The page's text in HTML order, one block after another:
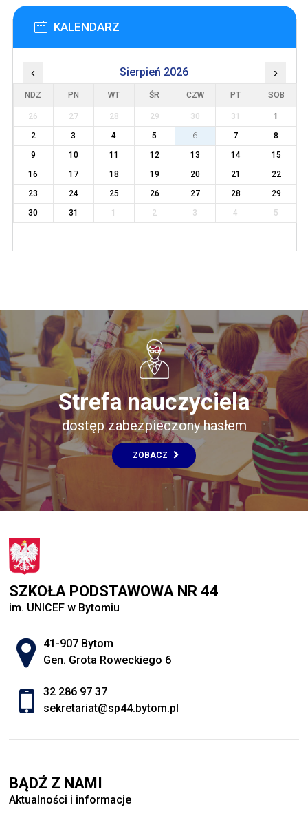
KALENDARZ
‹ Sierpień 2026 ›
NDZ PN WT ŚR CZW PT SOB
26 27 28 29 30 31
1
2
3 4 5 6 7
8
9
10 11 12 13 14
15
16
17 18 19 20 21
22
23
24 25 26 27 28
29
30
31 1 2 3 4 5
Strefa nauczyciela
dostęp zabezpieczony hasłem
ZOBACZ
SZKOŁA PODSTAWOWA NR 44
im. UNICEF w Bytomiu
Adres pocztowy:
41-907 Bytom
Gen. Grota Roweckiego 6
32 286 97 37
sekretariat@sp44.bytom.pl
BĄDŹ Z NAMI
Aktualności i informacje